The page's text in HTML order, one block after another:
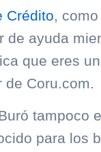
Crédito,
de ayuda
que eres
de Coru.com.
tampoco
para los